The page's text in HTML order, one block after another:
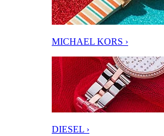
MICHAEL KORS ›
DIESEL ›